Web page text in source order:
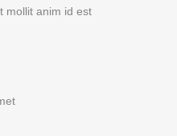
mollit anim id est